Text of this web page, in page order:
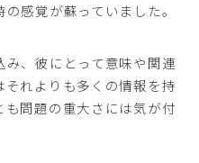
感覚が蘇っていました。
、彼にとって意味や関連
れよりも多くの情報を持
問題の重大さには気が付